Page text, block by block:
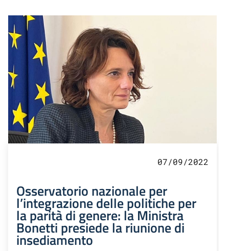
07/09/2022
Osservatorio nazionale per
l’integrazione delle politiche per
la parità di genere: la Ministra
Bonetti presiede la riunione di
insediamento